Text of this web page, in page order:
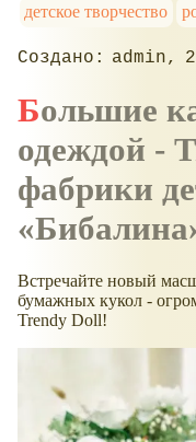
детское творчество
admin
Большие картонные куклы с
одеждой -
фабрики
Бибалина
Встречайте новый
бумажных кукол -
Trendy Doll!